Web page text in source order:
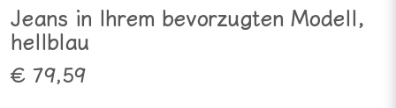
Jeans in Ihrem bevorzugten Modell,
hellblau
€ 79,59